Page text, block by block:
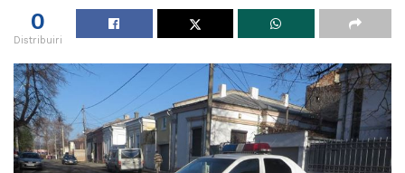
0
Distribuiri